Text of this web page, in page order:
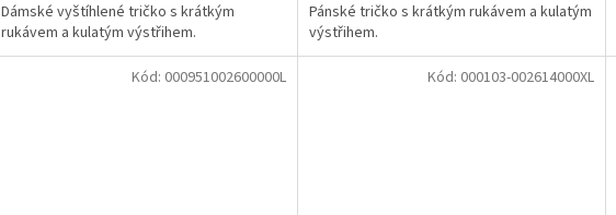
Dámské vyštíhlené tričko s krátkým
rukávem a kulatým výstřihem.
Pánské tričko s krátkým rukávem a kulatým
výstřihem.
Kód: 000951002600000L Kód: 000103-002614000XL